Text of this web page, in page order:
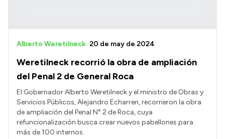
Weretilneck recorrió la obra de ampliación
del Penal 2 de General Roca
Alberto Weretilneck 20 de may de 2024
El Gobernador Alberto Weretilneck y el ministro de Obras y
Servicios Públicos, Alejandro Echarren, recorrieron la obra
de ampliación del Penal N° 2 de Roca, cuya
refuncionalización busca crear nuevos pabellones para
más de 100 internos.